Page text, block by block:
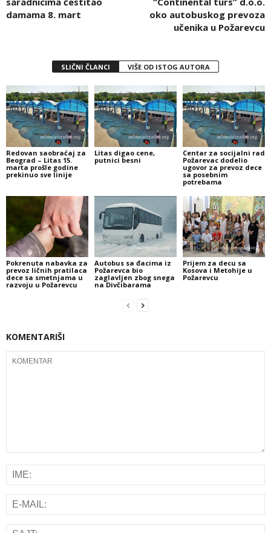
damama 8. mart
oko autobuskog prevoza
učenika u Požarevcu
SLIČNI ČLANCI VIŠE OD ISTOG AUTORA
Redovan saobraćaj za
Beograd – Litas 15.
marta prošle godine
prekinuo sve linije
Litas digao cene,
putnici besni
Centar za socijalni rad
Požarevac dodelio
ugovor za prevoz dece
sa posebnim
potrebama
Pokrenuta nabavka za
prevoz ličnih pratilaca
dece sa smetnjama u
razvoju u Požarevcu
Autobus sa đacima iz
Požarevca bio
zaglavljen zbog snega
na Divčibarama
Prijem za decu sa
Kosova i Metohije u
Požarevcu
KOMENTARIŠI